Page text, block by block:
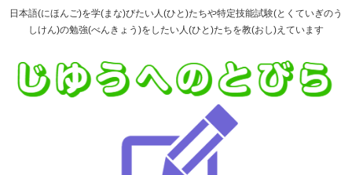
日本語(にほんご)を学(まな)びたい人(ひと)たちや特定技能試験(とくていぎのう
しけん)の勉強(べんきょう)をしたい人(ひと)たちを教(おし)えています